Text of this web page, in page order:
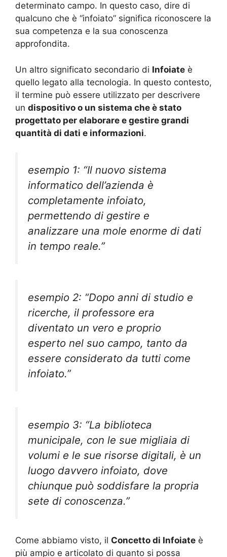
determinato campo. In questo caso, dire di
qualcuno che è “infoiato” significa riconoscere la
sua competenza e la sua conoscenza
approfondita.
Un altro significato secondario di Infoiate è
quello legato alla tecnologia. In questo contesto,
il termine può essere utilizzato per descrivere
un dispositivo o un sistema che è stato
progettato per elaborare e gestire grandi
quantità di dati e informazioni.
esempio 1: “Il nuovo sistema
informatico dell’azienda è
completamente infoiato,
permettendo di gestire e
analizzare una mole enorme di dati
in tempo reale.”
esempio 2: “Dopo anni di studio e
ricerche, il professore era
diventato un vero e proprio
esperto nel suo campo, tanto da
essere considerato da tutti come
infoiato.”
esempio 3: “La biblioteca
municipale, con le sue migliaia di
volumi e le sue risorse digitali, è un
luogo davvero infoiato, dove
chiunque può soddisfare la propria
sete di conoscenza.”
Come abbiamo visto, il Concetto di Infoiate è
più ampio e articolato di quanto si possa